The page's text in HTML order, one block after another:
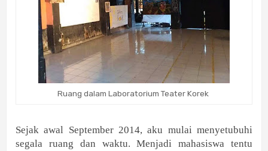
Ruang dalam Laboratorium Teater Korek
Sejak awal September 2014, aku mulai menyetubuhi
segala ruang dan waktu. Menjadi mahasiswa tentu